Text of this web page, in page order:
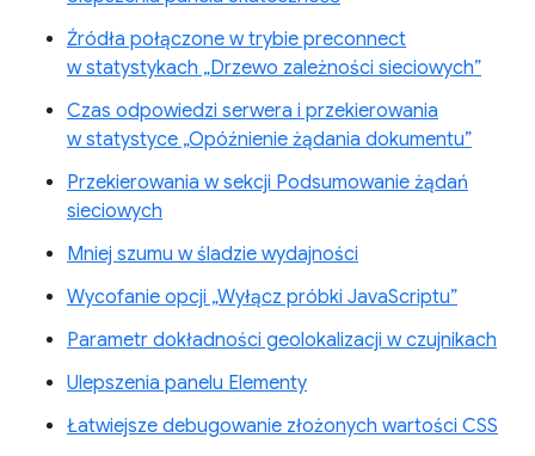
Źródła połączone w trybie preconnect
w statystykach „Drzewo zależności sieciowych”
Czas odpowiedzi serwera i przekierowania
w statystyce „Opóźnienie żądania dokumentu”
Przekierowania w sekcji Podsumowanie żądań
sieciowych
Mniej szumu w śladzie wydajności
Wycofanie opcji „Wyłącz próbki JavaScriptu”
Parametr dokładności geolokalizacji w czujnikach
Ulepszenia panelu Elementy
Łatwiejsze debugowanie złożonych wartości CSS